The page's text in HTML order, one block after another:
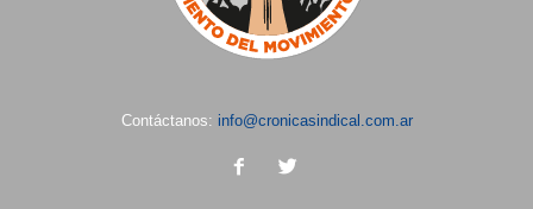
Contáctanos: info@cronicasindical.com.ar